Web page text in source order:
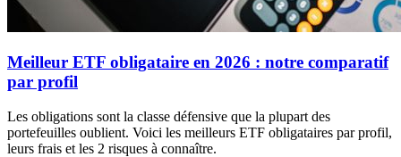
Meilleur ETF obligataire en 2026 : notre comparatif
par profil
Les obligations sont la classe défensive que la plupart des
portefeuilles oublient. Voici les meilleurs ETF obligataires par profil,
leurs frais et les 2 risques à connaître.